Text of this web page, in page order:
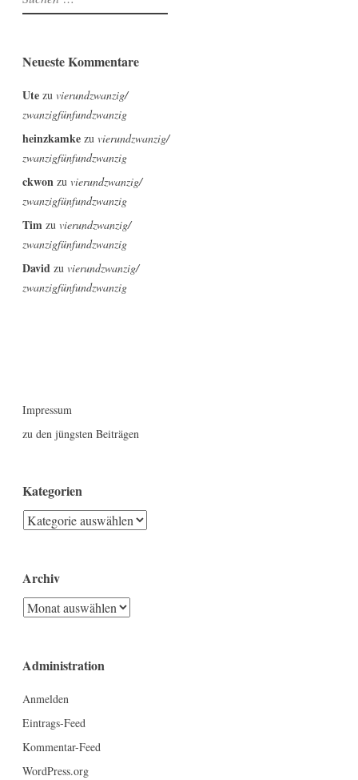
nach:
Neueste Kommentare
Ute zu vierundzwanzig/
zwanzigfünfundzwanzig
heinzkamke zu vierundzwanzig/
zwanzigfünfundzwanzig
ckwon zu vierundzwanzig/
zwanzigfünfundzwanzig
Tim zu vierundzwanzig/
zwanzigfünfundzwanzig
David zu vierundzwanzig/
zwanzigfünfundzwanzig
Impressum
zu den jüngsten Beiträgen
Kategorien
Kategorien
Archiv
Archiv
Administration
Anmelden
Eintrags-Feed
Kommentar-Feed
WordPress.org